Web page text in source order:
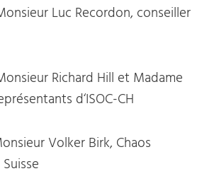
Recordon, conseiller
Hill et Madame
d‘ISOC-CH
Birk, Chaos